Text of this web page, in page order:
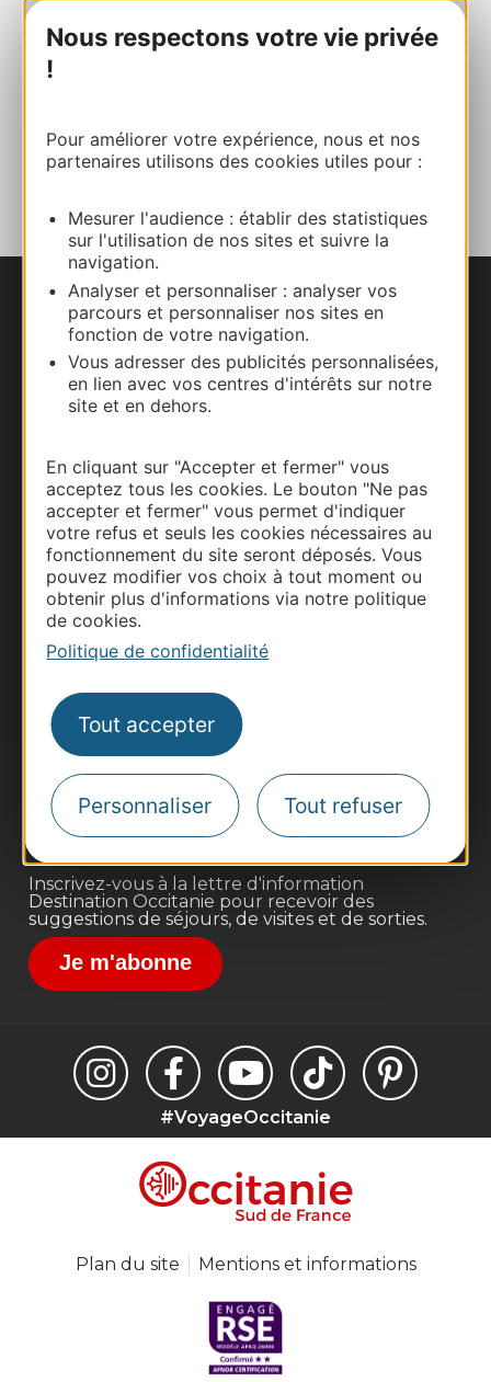
Nous respectons votre vie privée
!
Pour améliorer votre expérience, nous et nos
partenaires utilisons des cookies utiles pour :
Mesurer l'audience : établir des statistiques
sur l'utilisation de nos sites et suivre la
navigation.
Analyser et personnaliser : analyser vos
parcours et personnaliser nos sites en
fonction de votre navigation.
Vous adresser des publicités personnalisées,
en lien avec vos centres d'intérêts sur notre
site et en dehors.
En cliquant sur "Accepter et fermer" vous
acceptez tous les cookies. Le bouton "Ne pas
accepter et fermer" vous permet d'indiquer
votre refus et seuls les cookies nécessaires au
fonctionnement du site seront déposés. Vous
pouvez modifier vos choix à tout moment ou
obtenir plus d'informations via notre politique
de cookies.
Politique de confidentialité
Tout accepter
Personnaliser Tout refuser
AJOUTER
AU CARNET
Nous contacter
Carte interactive
Documentation
Business/Mice
Pros d'Occitanie
Site presse et d'influence
Voyagistes
Destination Sport
Inscrivez-vous à la lettre d'information
Destination Occitanie pour recevoir des
suggestions de séjours, de visites et de sorties.
Je m'abonne
#VoyageOccitanie
Plan du site Mentions et informations